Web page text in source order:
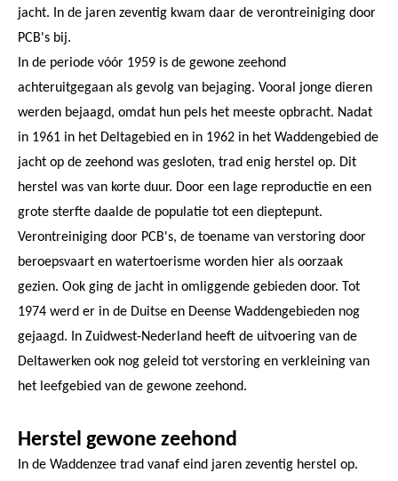
jacht. In de jaren zeventig kwam daar de verontreiniging door
PCB's bij.
In de periode vóór 1959 is de gewone zeehond
achteruitgegaan als gevolg van bejaging. Vooral jonge dieren
werden bejaagd, omdat hun pels het meeste opbracht. Nadat
in 1961 in het Deltagebied en in 1962 in het Waddengebied de
jacht op de zeehond was gesloten, trad enig herstel op. Dit
herstel was van korte duur. Door een lage reproductie en een
grote sterfte daalde de populatie tot een dieptepunt.
Verontreiniging door PCB's, de toename van verstoring door
beroepsvaart en watertoerisme worden hier als oorzaak
gezien. Ook ging de jacht in omliggende gebieden door. Tot
1974 werd er in de Duitse en Deense Waddengebieden nog
gejaagd. In Zuidwest-Nederland heeft de uitvoering van de
Deltawerken ook nog geleid tot verstoring en verkleining van
het leefgebied van de gewone zeehond.
Herstel gewone zeehond
In de Waddenzee trad vanaf eind jaren zeventig herstel op.